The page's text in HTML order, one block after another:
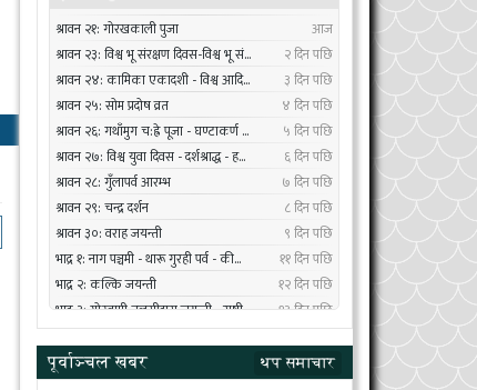
पूर्वाञ्चल खबर थप समाचार